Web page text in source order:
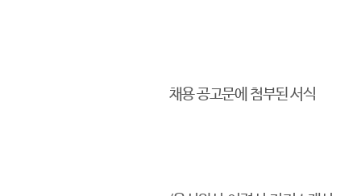
채용 공고문에 첨부된 서식